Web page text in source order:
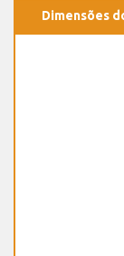
Dimensões